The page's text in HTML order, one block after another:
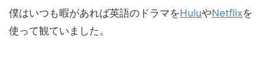
僕はいつも暇があれば英語のドラマをHuluやNetflixを
使って観ていました。